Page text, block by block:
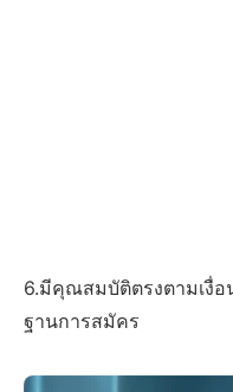
6.มีคุณสมบัติตรงตามเงื่
ฐานการสมัคร